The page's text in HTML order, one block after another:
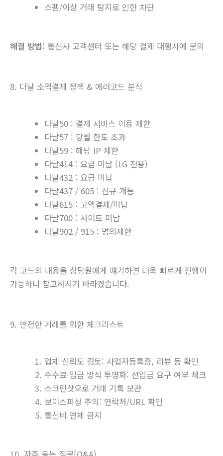
스팸/이상 거래 탐지로 인한 차단
해결 방법: 통신사 고객센터 또는 해당 결제 대행사에 문의
8. 다날 소액결제 정책 & 에러코드 분석
다날50 : 결제 서비스 이용 제한
다날57 : 당월 한도 초과
다날59 : 해당 IP 제한
다날414 : 요금 미납 (LG 전용)
다날432 : 요금 미납
다날437 / 605 : 신규 개통
다날615 : 고액결제/미납
다날700 : 사이트 미납
다날902 / 915 : 명의제한
각 코드의 내용을 상담원에게 얘기하면 더욱 빠르게 진행이
가능하니 참고하시기 바라겠습니다.
9. 안전한 거래를 위한 체크리스트
업체 신뢰도 검토: 사업자등록증, 리뷰 등 확인
수수료·입금 방식 투명화: 선입금 요구 여부 체크
스크린샷으로 거래 기록 보관
보이스피싱 주의: 연락처/URL 확인
통신비 연체 금지